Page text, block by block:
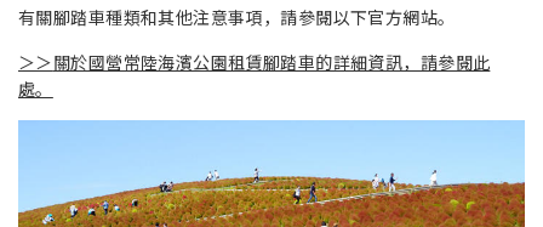
有關腳踏車種類和其他注意事項，請參閱以下官方網站。
＞＞關於國營常陸海濱公園租賃腳踏車的詳細資訊，請參閱此
處。